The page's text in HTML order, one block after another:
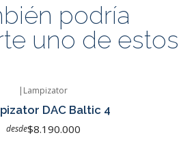
podría
uno de estos
| Lampizator
DAC Baltic 4
desde$8.190.000